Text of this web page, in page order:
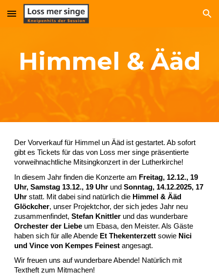
Skip to main content Skip to navigation
Himmel & Ääd
Der Vorverkauf für Himmel un Ääd ist gestartet. Ab sofort
gibt es Tickets für das von Loss mer singe präsentierte
vorweihnachtliche Mitsingkonzert in der Lutherkirche!
In diesem Jahr finden die Konzerte am Freitag, 12.12., 19
Uhr, Samstag 13.12., 19 Uhr undSonntag, 14.12.2025, 17
Uhr statt. Mit dabei sind natürlich die Himmel & Ääd
Glöckcher, unser Projektchor, der sich jedes Jahr neu
zusammenfindet,Stefan Knittler und das wunderbare
Orchester der Liebe um Ebasa, den Meister. Als Gäste
haben sich für alle Abende Et Thekenterzett sowie Nici
und Vince von Kempes Feinest angesagt.
Wir freuen uns auf wunderbare Abende! Natürlich mit
Textheft zum Mitmachen!